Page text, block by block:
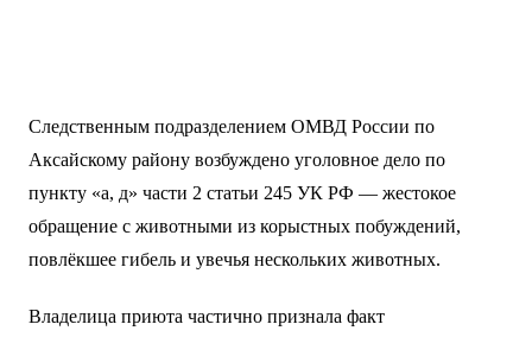
Следственным подразделением ОМВД России по
Аксайскому району возбуждено уголовное дело по
пункту «а, д» части 2 статьи 245 УК РФ — жестокое
обращение с животными из корыстных побуждений,
повлёкшее гибель и увечья нескольких животных.
Владелица приюта частично признала факт